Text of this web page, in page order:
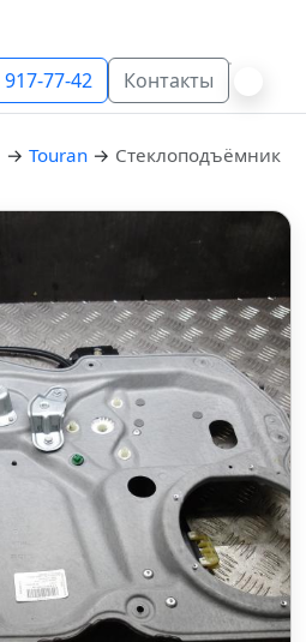
77-42 Контакты
→ Touran → Стеклоподъёмник